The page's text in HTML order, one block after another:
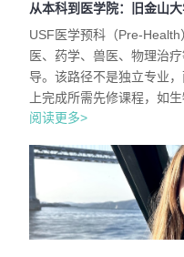
从本科到医学院：旧金山
USF医学预科（Pre-
医、药学、兽医、物理治
导。该路径不是独立专业
上完成所需先修课程，如
阅读更多>